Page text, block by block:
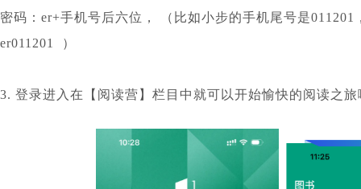
密码：er+手机号后六位， （比如小步的手机尾号是
er011201 ）
3. 登录进入在【阅读营】栏目中就可以开始愉快的阅读之旅